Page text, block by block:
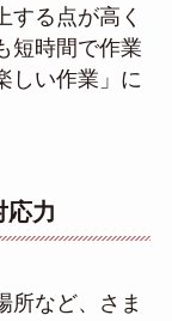
する点が高く
短時間で作業
しい作業」に
応力
所など、さま